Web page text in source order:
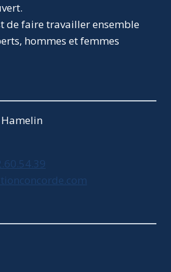
de faire travailler ensemble
hommes et femmes
Hamelin